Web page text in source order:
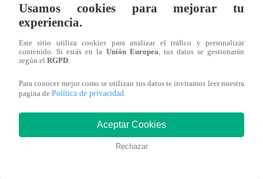
capaces de realizar en el futuro las mismas actividades
así. Conforme pasen los años, tu organismo irá
prepares para cuando llegue tu vejez.
No hay nada mejor que pasar una vejez tranquila y con
propios de esa etapa de la vida. Para ello, será necesario
afrontarás en esa etapa, fijes una meta de ahorro y,
productividad, es decir, desde tu juventud.
Usamos cookies para mejorar tu
experiencia.
Este sitio utiliza cookies para analizar el tráfico y personalizar
contenido. Si estás en la Unión Europea , tus datos se gestionarán
según el RGPD
Para conocer mejor como se utilizan tus datos te invitamos leer nuestra
pagina de Política de privacidad
Aceptar Cookies
Rechazar